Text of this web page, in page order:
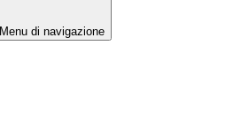
Menu di navigazione